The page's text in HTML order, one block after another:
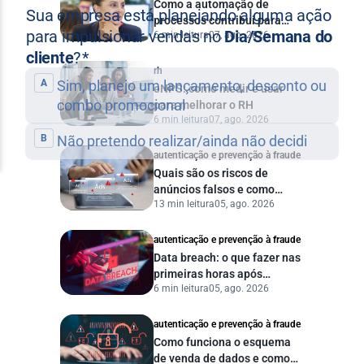
Como a automação de
processos contribui para
uma gestão pública mais
6 min leitura07, ago. 2026
rh
eNPS: como medir e usar
para melhorar o RH
6 min leitura07, ago. 2026
autenticação e prevenção à fraude
Quais são os riscos de
anúncios falsos e como
proteger seu negócio?
13 min leitura05, ago. 2026
autenticação e prevenção à fraude
Data breach: o que fazer nas
primeiras horas após
vazamento de dados?
6 min leitura05, ago. 2026
autenticação e prevenção à fraude
Como funciona o esquema
de venda de dados e como